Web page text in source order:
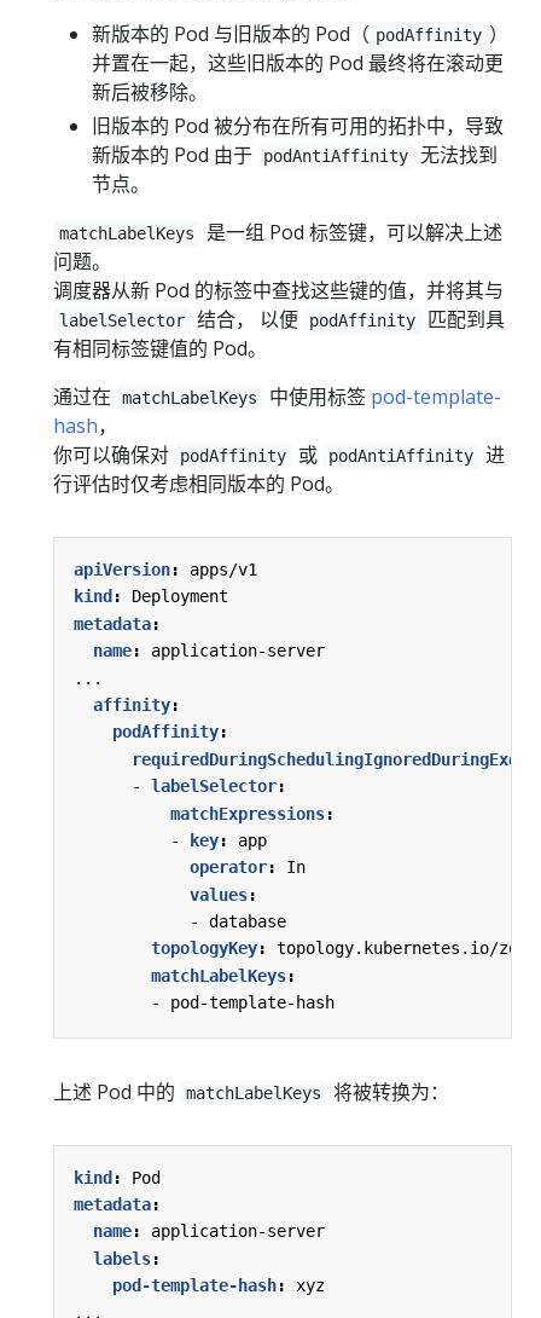
新版本的 Pod 与旧版本的 Pod（ podAffinity ）
并置在一起，这些旧版本的 Pod 最终将在滚动更
新后被移除。
旧版本的 Pod 被分布在所有可用的拓扑中，导致
新版本的 Pod 由于
podAntiAffinity
无法找到
节点。
matchLabelKeys
是一组 Pod 标签键，可以解决上述
问题。
调度器从新 Pod 的标签中查找这些键的值，并将其与
labelSelector 结合， 以便 podAffinity
匹配到具
有相同标签键值的 Pod。
通过在
matchLabelKeys 中使用标签 pod-template-
hash，
你可以确保对
podAffinity 或 podAntiAffinity
进
行评估时仅考虑相同版本的 Pod。
apiVersion:
apps/v1
kind :
Deployment
metadata:
name:
application-server
...
affinity:
podAffinity:
- labelSelector:
matchExpressions:
-
key:
app
operator:
In
values:
- database
topologyKey:
topology.kubernetes.io/zone
matchLabelKeys:
- pod-template-hash
上述 Pod 中的 matchLabelKeys 将被转换为：
kind :
Pod
metadata:
name:
application-server
labels:
pod-template-hash:
xyz
...